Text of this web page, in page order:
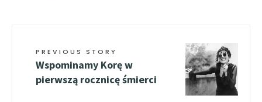
PREVIOUS STORY
Wspominamy Korę w
pierwszą rocznicę śmierci